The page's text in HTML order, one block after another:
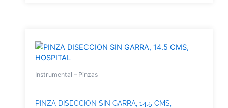
HOSPITAL
Instrumental – Pinzas
PINZA DISECCION SIN GARRA, 14.5 CMS,